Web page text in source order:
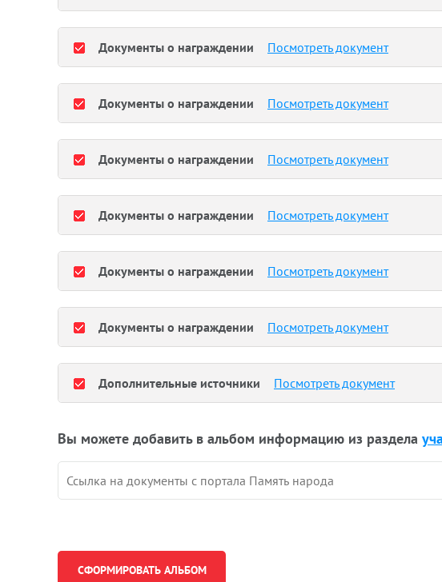
Документы о награждении Посмотреть документ
Документы о награждении Посмотреть документ
Документы о награждении Посмотреть документ
Документы о награждении Посмотреть документ
Документы о награждении Посмотреть документ
Документы о награждении Посмотреть документ
Дополнительные источники Посмотреть документ
Вы можете добавить в альбом информацию из раздела